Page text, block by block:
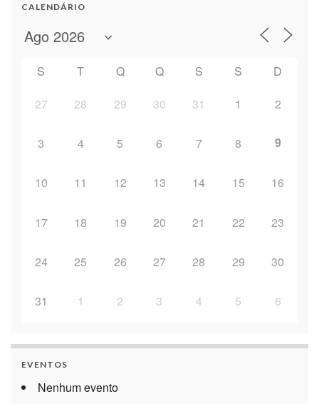
CALENDÁRIO
S T Q Q S S D
27 28 29 30 31 1 2
3 4 5 6 7 8 9
10 11 12 13 14 15 16
17 18 19 20 21 22 23
24 25 26 27 28 29 30
31 1 2 3 4 5 6
EVENTOS
Nenhum evento